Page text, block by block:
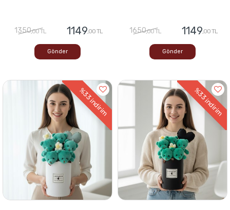
1350,00 TL 1149,00 TL
Gönder
1650,00 TL 1149,00 TL
Gönder
%33
indirim
%33
indirim